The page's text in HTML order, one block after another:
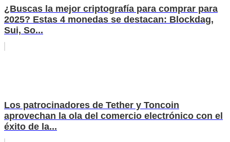
¿Buscas la mejor criptografía para comprar para
2025? Estas 4 monedas se destacan: Blockdag,
Sui, So...
Los patrocinadores de Tether y Toncoin
aprovechan la ola del comercio electrónico con el
éxito de la...